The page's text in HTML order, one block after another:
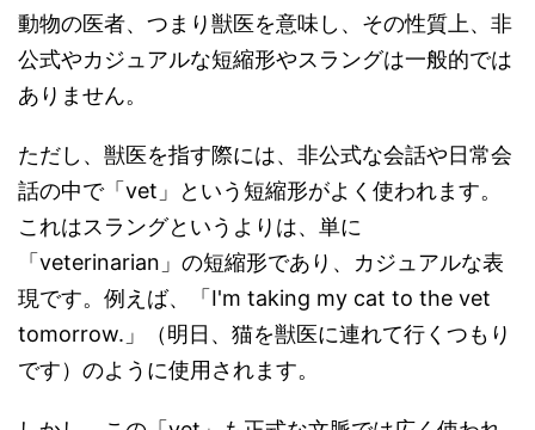
動物の医者、つまり獣医を意味し、その性質上、非
公式やカジュアルな短縮形やスラングは一般的では
ありません。
ただし、獣医を指す際には、非公式な会話や日常会
話の中で「vet」という短縮形がよく使われます。
これはスラングというよりは、単に
「veterinarian」の短縮形であり、カジュアルな表
現です。例えば、「I'm taking my cat to the vet
tomorrow.」（明日、猫を獣医に連れて行くつもり
です）のように使用されます。